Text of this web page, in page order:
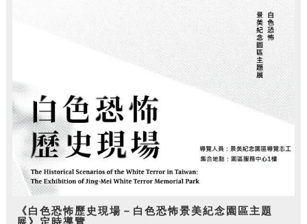
《白色恐怖歷史現場－白色恐怖景美紀念園區主題
展》定時導覽